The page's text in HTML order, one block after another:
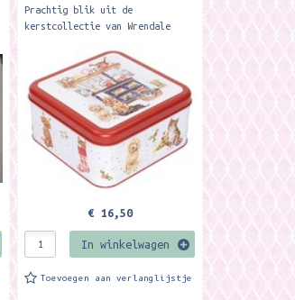
Kitchen' Dog and Cat
Christmas Square Tin ​
Prachtig blik uit de
kerstcollectie van Wrendale
8 cm. This beautiful festive
tin features festive dog and
cat...
€ 16,50
In winkelwagen
Toevoegen aan verlanglijstje